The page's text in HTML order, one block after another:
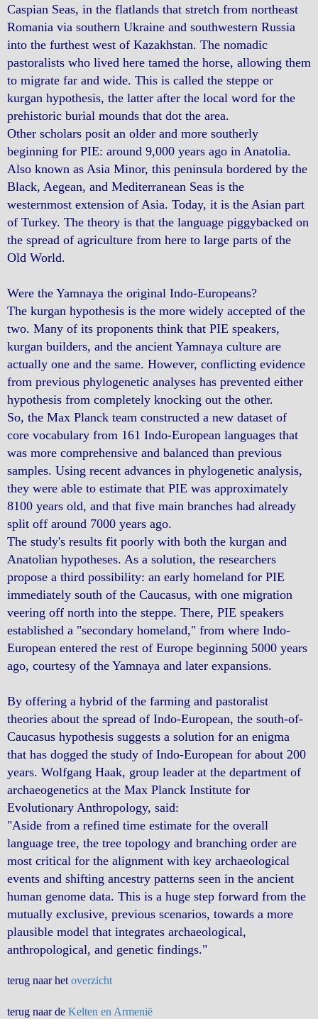
Caspian Seas, in the flatlands that stretch from northeast
Romania via southern Ukraine and southwestern Russia
into the furthest west of Kazakhstan. The nomadic
pastoralists who lived here tamed the horse, allowing them
to migrate far and wide. This is called the steppe or
kurgan hypothesis, the latter after the local word for the
prehistoric burial mounds that dot the area.
Other scholars posit an older and more southerly
beginning for PIE: around 9,000 years ago in Anatolia.
Also known as Asia Minor, this peninsula bordered by the
Black, Aegean, and Mediterranean Seas is the
westernmost extension of Asia. Today, it is the Asian part
of Turkey. The theory is that the language piggybacked on
the spread of agriculture from here to large parts of the
Old World.
Were the Yamnaya the original Indo-Europeans?
The kurgan hypothesis is the more widely accepted of the
two. Many of its proponents think that PIE speakers,
kurgan builders, and the ancient Yamnaya culture are
actually one and the same. However, conflicting evidence
from previous phylogenetic analyses has prevented either
hypothesis from completely knocking out the other.
So, the Max Planck team constructed a new dataset of
core vocabulary from 161 Indo-European languages that
was more comprehensive and balanced than previous
samples. Using recent advances in phylogenetic analysis,
they were able to estimate that PIE was approximately
8100 years old, and that five main branches had already
split off around 7000 years ago.
The study's results fit poorly with both the kurgan and
Anatolian hypotheses. As a solution, the researchers
propose a third possibility: an early homeland for PIE
immediately south of the Caucasus, with one migration
veering off north into the steppe. There, PIE speakers
established a "secondary homeland," from where Indo-
European entered the rest of Europe beginning 5000 years
ago, courtesy of the Yamnaya and later expansions.
By offering a hybrid of the farming and pastoralist
theories about the spread of Indo-European, the south-of-
Caucasus hypothesis suggests a solution for an enigma
that has dogged the study of Indo-European for about 200
years. Wolfgang Haak, group leader at the department of
archaeogenetics at the Max Planck Institute for
Evolutionary Anthropology, said:
"Aside from a refined time estimate for the overall
language tree, the tree topology and branching order are
most critical for the alignment with key archaeological
events and shifting ancestry patterns seen in the ancient
human genome data. This is a huge step forward from the
mutually exclusive, previous scenarios, towards a more
plausible model that integrates archaeological,
anthropological, and genetic findings."
terug naar het overzicht
terug naar de Kelten en Armenië